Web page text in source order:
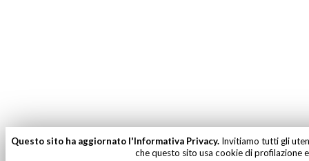
Questo sito ha aggiornato l'Informativa Privacy.Invitiamo tutti gli
che questo sito usa cookie di profilazione